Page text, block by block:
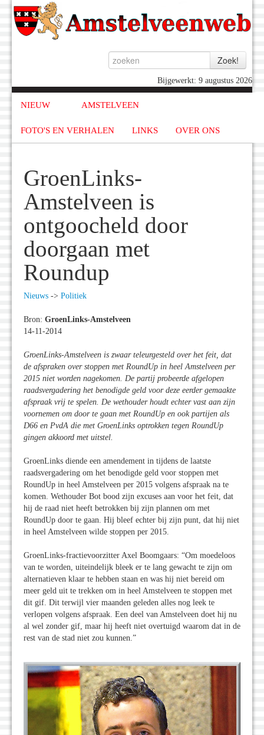
Bijgewerkt: 9 augustus 2026
NIEUW AMSTELVEEN
FOTO'S EN VERHALEN LINKS OVER ONS
GroenLinks-
Amstelveen is
ontgoocheld door
doorgaan met
Roundup
Nieuws -> Politiek
Bron: GroenLinks-Amstelveen
14-11-2014
GroenLinks-Amstelveen is zwaar teleurgesteld over het feit, dat
de afspraken over stoppen met RoundUp in heel Amstelveen per
2015 niet worden nagekomen. De partij probeerde afgelopen
raadsvergadering het benodigde geld voor deze eerder gemaakte
afspraak vrij te spelen. De wethouder houdt echter vast aan zijn
voornemen om door te gaan met RoundUp en ook partijen als
D66 en PvdA die met GroenLinks optrokken tegen RoundUp
gingen akkoord met uitstel.
GroenLinks diende een amendement in tijdens de laatste
raadsvergadering om het benodigde geld voor stoppen met
RoundUp in heel Amstelveen per 2015 volgens afspraak na te
komen. Wethouder Bot bood zijn excuses aan voor het feit, dat
hij de raad niet heeft betrokken bij zijn plannen om met
RoundUp door te gaan. Hij bleef echter bij zijn punt, dat hij niet
in heel Amstelveen wilde stoppen per 2015.
GroenLinks-fractievoorzitter Axel Boomgaars: “Om moedeloos
van te worden, uiteindelijk bleek er te lang gewacht te zijn om
alternatieven klaar te hebben staan en was hij niet bereid om
meer geld uit te trekken om in heel Amstelveen te stoppen met
dit gif. Dit terwijl vier maanden geleden alles nog leek te
verlopen volgens afspraak. Een deel van Amstelveen doet hij nu
al wel zonder gif, maar hij heeft niet overtuigd waarom dat in de
rest van de stad niet zou kunnen.”